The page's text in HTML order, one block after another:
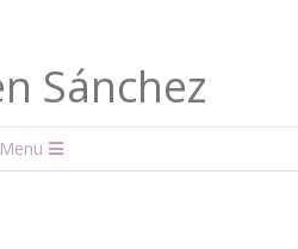
Menu